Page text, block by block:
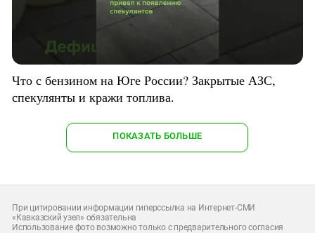
Что с бензином на Юге России? Закрытые АЗС,
спекулянты и кражи топлива.
ПОКАЗАТЬ БОЛЬШЕ
При цитировании информации гиперссылка на Интернет-СМИ
«Кавказский узел» обязательна
Использование фото возможно только с предварительного согласия